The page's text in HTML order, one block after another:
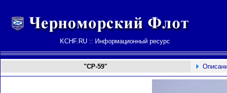
KCHF.RU :: Информационный ресурс
"СР-59"